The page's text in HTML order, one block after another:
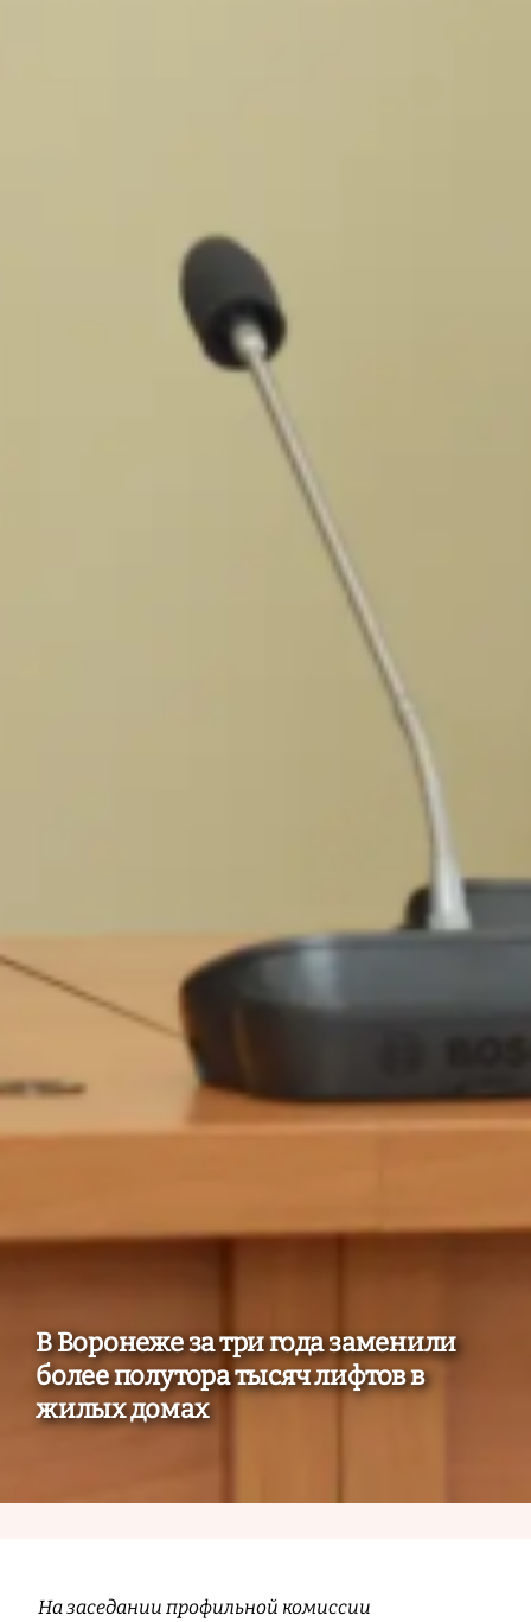
В Воронеже за три года заменили
более полутора тысяч лифтов в
жилых домах
На заседании профильной комиссии